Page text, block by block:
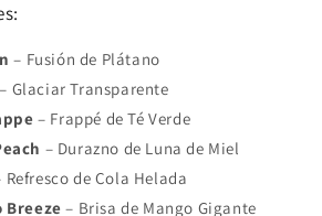
– Fusión de Plátano
– Glaciar Transparente
– Frappé de Té Verde
– Durazno de Luna de Miel
Refresco de Cola Helada
Breeze – Brisa de Mango Gigante